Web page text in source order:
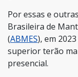
Por essas e
Brasileira de
(ABMES), em
superior terão
presencial.